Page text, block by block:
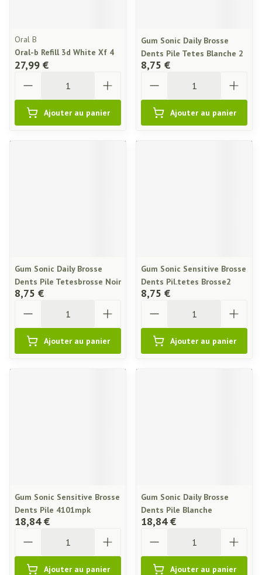
Oral B
Oral-b Refill 3d White Xf 4
27,99 €
Ajouter au panier
Gum Sonic Daily Brosse
Dents Pile Tetes Blanche 2
8,75 €
Ajouter au panier
Gum Sonic Daily Brosse
Dents Pile Tetesbrosse Noir
8,75 €
Ajouter au panier
Gum Sonic Sensitive Brosse
Dents Pil.tetes Brosse2
8,75 €
Ajouter au panier
Gum Sonic Sensitive Brosse
Dents Pile 4101mpk
18,84 €
Ajouter au panier
Gum Sonic Daily Brosse
Dents Pile Blanche
18,84 €
Ajouter au panier